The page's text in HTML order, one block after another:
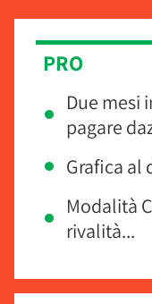
PRO
Due mesi
pagare
Grafica al
Modalità
rivalità...